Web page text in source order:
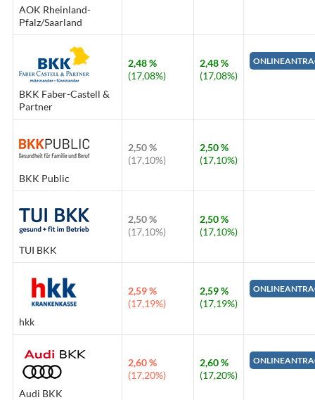
AOK Rheinland-
Pfalz/Saarland
BKK Faber-Castell &
Partner
2,48 %
(17,08%)
2,48 %
(17,08%)
BKK Public
2,50 %
(17,10%)
2,50 %
(17,10%)
TUI BKK
2,50 %
(17,10%)
2,50 %
(17,10%)
hkk
2,59 %
(17,19%)
2,59 %
(17,19%)
Audi BKK
2,60 %
(17,20%)
2,60 %
(17,20%)